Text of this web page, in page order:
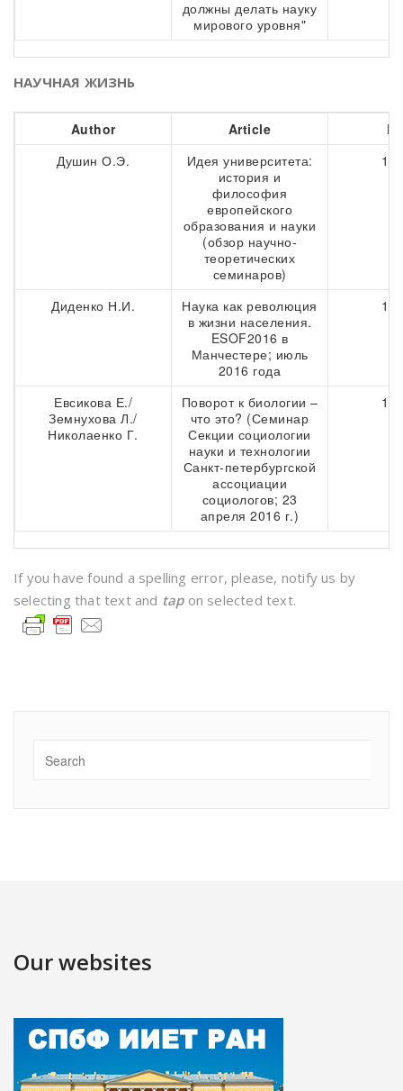
должны делать науку
мирового уровня"
НАУЧНАЯ ЖИЗНЬ
Author Article
Душин О.Э.
Идея университета:
история и
философия
европейского
образования и науки
(обзор научно-
теоретических
семинаров)
Диденко Н.И.
Наука как революция
в жизни населения.
ESOF2016 в
Манчестере; июль
2016 года
Евсикова Е./
Земнухова Л./
Николаенко Г.
Поворот к биологии –
что это? (Семинар
Секции социологии
науки и технологии
Санкт-петербургской
ассоциации
социологов; 23
апреля 2016 г.)
If you have found a spelling error, please, notify us by
selecting that text and tapon selected text.
Our websites